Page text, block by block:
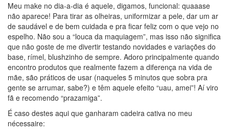
Meu make no dia-a-dia é aquele, digamos, funcional: quaaase
não aparece! Para tirar as olheiras, uniformizar a pele, dar um ar
de saudável e de bem cuidada e pra ficar feliz com o que vejo no
espelho. Não sou a “louca da maquiagem”, mas isso não significa
que não goste de me divertir testando novidades e variações do
base, rímel, blushzinho de sempre. Adoro principalmente quando
encontro produtos que realmente fazem a diferença na vida de
mãe, são práticos de usar (naqueles 5 minutos que sobra pra
gente se arrumar, sabe?) e têm aquele efeito “uau, amei”! Aí viro
fã e recomendo “prazamiga”.
É caso destes aqui que ganharam cadeira cativa no meu
nécessaire: